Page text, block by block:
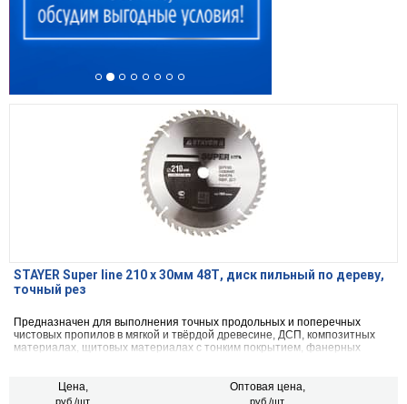
STAYER Super line 210 x 30мм 48Т, диск пильный по дереву,
точный рез
Предназначен для выполнения точных продольных и поперечных
чистовых пропилов в мягкой и твёрдой древесине, ДСП, композитных
материалах, щитовых материалах с тонким покрытием, фанерных
Цена,
руб./шт.
Оптовая цена,
руб./шт.